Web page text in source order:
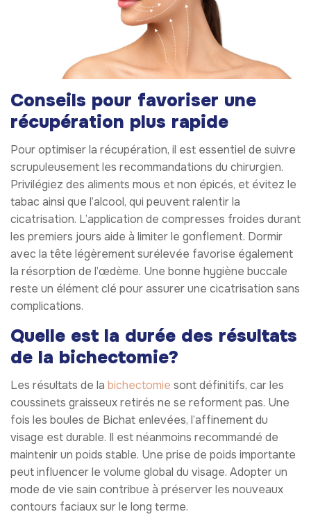
Conseils pour favoriser une
récupération plus rapide
Pour optimiser la récupération, il est essentiel de suivre
scrupuleusement les recommandations du chirurgien.
Privilégiez des aliments mous et non épicés, et évitez le
tabac ainsi que l’alcool, qui peuvent ralentir la
cicatrisation. L’application de compresses froides durant
les premiers jours aide à limiter le gonflement. Dormir
avec la tête légèrement surélevée favorise également
la résorption de l’œdème. Une bonne hygiène buccale
reste un élément clé pour assurer une cicatrisation sans
complications.
Quelle est la durée des résultats
de la bichectomie?
Les résultats de la bichectomie sont définitifs, car les
coussinets graisseux retirés ne se reforment pas. Une
fois les boules de Bichat enlevées, l’affinement du
visage est durable. Il est néanmoins recommandé de
maintenir un poids stable. Une prise de poids importante
peut influencer le volume global du visage. Adopter un
mode de vie sain contribue à préserver les nouveaux
contours faciaux sur le long terme.